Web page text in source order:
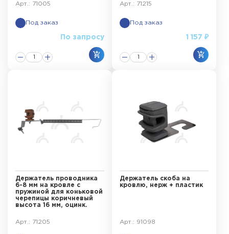
Арт.: 71005
Под заказ
По запросу
Арт.: 71215
Под заказ
1 157 ₽
Держатель проводника
6-8 мм на кровле с
пружиной для коньковой
черепицы коричневый
высота 16 мм, оцинк.
Арт.: 71205
Держатель скоба на
кровлю, нерж + пластик
Арт.: 91098